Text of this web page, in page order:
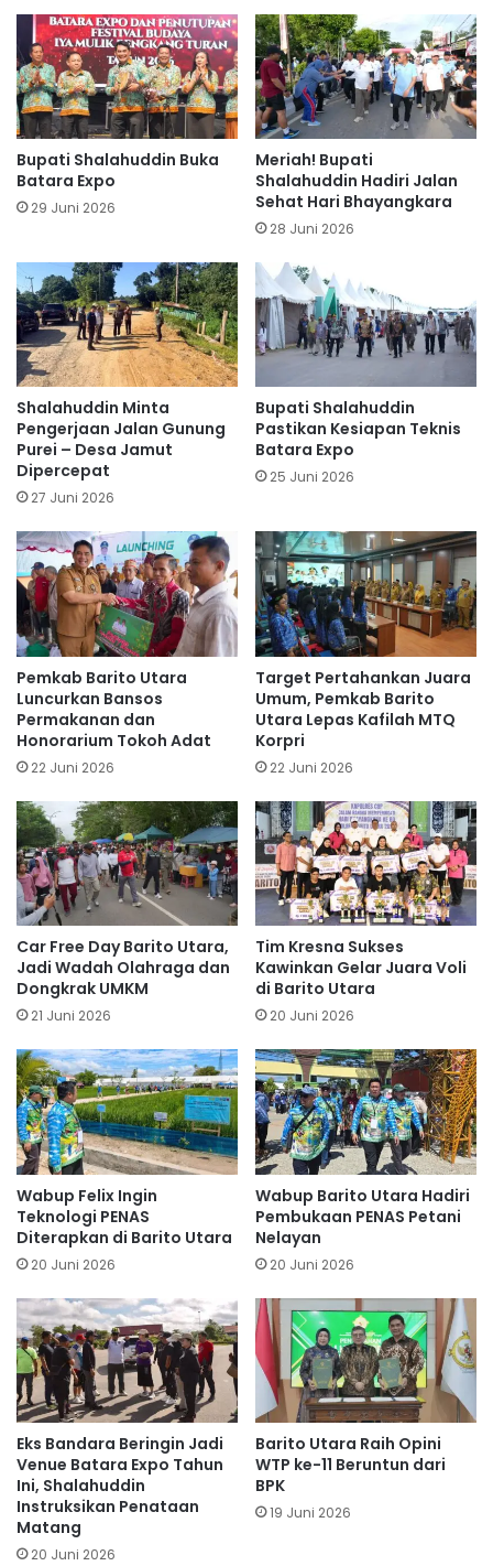
Bupati Shalahuddin Buka
Batara Expo
29 Juni 2026
Meriah! Bupati
Shalahuddin Hadiri Jalan
Sehat Hari Bhayangkara
28 Juni 2026
Shalahuddin Minta
Pengerjaan Jalan Gunung
Purei – Desa Jamut
Dipercepat
27 Juni 2026
Bupati Shalahuddin
Pastikan Kesiapan Teknis
Batara Expo
25 Juni 2026
Pemkab Barito Utara
Luncurkan Bansos
Permakanan dan
Honorarium Tokoh Adat
22 Juni 2026
Target Pertahankan Juara
Umum, Pemkab Barito
Utara Lepas Kafilah MTQ
Korpri
22 Juni 2026
Car Free Day Barito Utara,
Jadi Wadah Olahraga dan
Dongkrak UMKM
21 Juni 2026
Tim Kresna Sukses
Kawinkan Gelar Juara Voli
di Barito Utara
20 Juni 2026
Wabup Felix Ingin
Teknologi PENAS
Diterapkan di Barito Utara
20 Juni 2026
Wabup Barito Utara Hadiri
Pembukaan PENAS Petani
Nelayan
20 Juni 2026
Eks Bandara Beringin Jadi
Venue Batara Expo Tahun
Ini, Shalahuddin
Instruksikan Penataan
Matang
20 Juni 2026
Barito Utara Raih Opini
WTP ke-11 Beruntun dari
BPK
19 Juni 2026